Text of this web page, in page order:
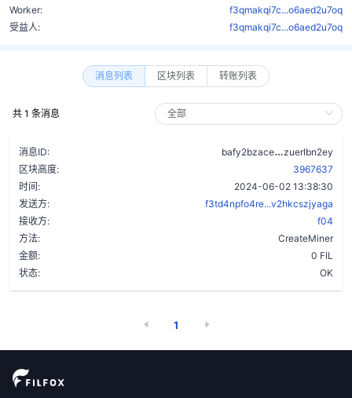
Worker:
f3qmakqi7c...o6aed2u7oq
受益人:
f3qmakqi7c...o6aed2u7oq
消息列表 区块列表 转账列表
共 1 条消息
消息ID: bafy2bzace
zuerlbn2ey
区块高度:
3967637
时间:
2024-06-02 13:38:30
发送方:
f3td4npfo4re...v2hkcszjyaga
接收方:
f04
方法:
CreateMiner
金额:
0 FIL
状态:
OK
1